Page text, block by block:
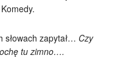
słowach zapytał… Czy
tu zimno….